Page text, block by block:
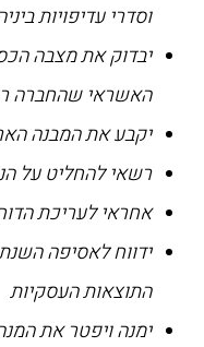
וסדרי עדיפויות ביניהן
יבדוק את מצבה
האשראי שהחברה
יקבע את המבנה
רשאי להחליט על
אחראי לעריכת
ידווח לאסיפה
התוצאות העסקיות
ימנה ויפטר את